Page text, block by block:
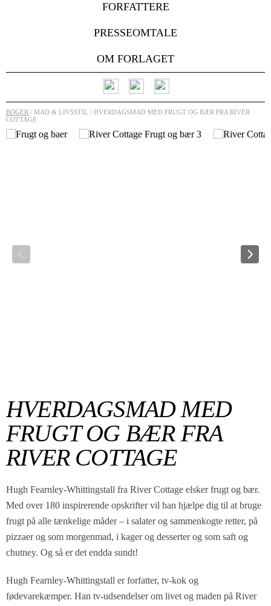
FORFATTERE
PRESSEOMTALE
OM FORLAGET
BØGER / MAD & LIVSSTIL / HVERDAGSMAD MED FRUGT OG BÆR FRA RIVER
COTTAGE
HVERDAGSMAD MED
FRUGT OG BÆR FRA
RIVER COTTAGE
Hugh Fearnley-Whittingstall fra River Cottage elsker frugt og bær.
Med over 180 inspirerende opskrifter vil han hjælpe dig til at bruge
frugt på alle tænkelige måder – i salater og sammenkogte retter, på
pizzaer og som morgenmad, i kager og desserter og som saft og
chutney. Og så er det endda sundt!
Hugh Fearnley-Whittingstall er forfatter, tv-kok og
fødevarekæmper. Han tv-udsendelser om livet og maden på River